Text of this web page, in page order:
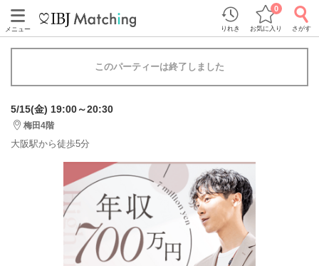
メニュー りれき お気に入り
0
さがす
このパーティーは終了しました
5/15(金) 19:00～20:30
梅田4階
大阪駅から徒歩5分